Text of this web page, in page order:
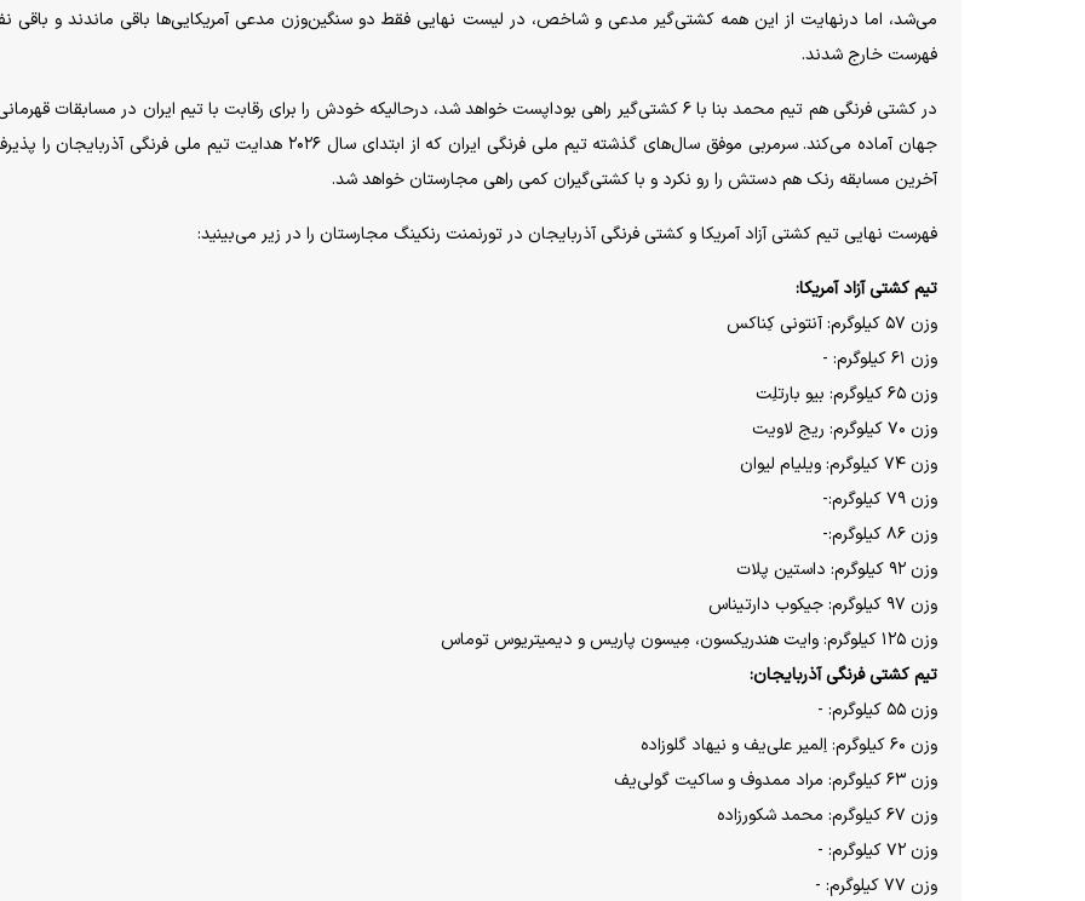
می‌شد، اما درنهایت از این همه کشتی‌گیر مدعی و شاخص، در لیست نهایی فقط دو سنگین‌وزن مدعی آمریکایی‌ها باقی ماندند و باقی
فهرست خارج شدند.
جهان آماده می‌کند. سرمربی موفق سال‌های گذشته تیم ملی فرنگی ایران که از ابتدای سال ۲۰۲۶ هدایت تیم ملی فرنگی
آخرین مسابقه رنک هم دستش را رو نکرد و با کشتی‌گیران کمی راهی مجارستان خواهد شد.
فهرست نهایی تیم کشتی آزاد آمریکا و کشتی فرنگی آذربایجان در تورنمنت رنکینگ مجارستان را در زیر می‌بینید:
تیم کشتی آزاد آمریکا:
وزن ۵۷ کیلوگرم: آنتونی کِناکس
وزن ۶۱ کیلوگرم: -
وزن ۶۵ کیلوگرم: بیو بارتلِت
وزن ۷۰ کیلوگرم: ریج لاویت
وزن ۷۴ کیلوگرم: ویلیام لیوان
وزن ۷۹ کیلوگرم:-
وزن ۸۶ کیلوگرم:-
وزن ۹۲ کیلوگرم: داستین پلات
وزن ۹۷ کیلوگرم: جیکوب دارتیناس
وزن ۱۲۵ کیلوگرم: وایت هندریکسون، مِیسون پاریس و دیمیتریوس توماس
تیم کشتی فرنگی آذربایجان:
وزن ۵۵ کیلوگرم: -
وزن ۶۰ کیلوگرم: اِلمیر علی‌یف و نیهاد گلوزاده
وزن ۶۳ کیلوگرم: مراد ممدوف و ساکیت گولی‌یف
وزن ۶۷ کیلوگرم: محمد شکورزاده
وزن ۷۲ کیلوگرم: -
وزن ۷۷ کیلوگرم: -